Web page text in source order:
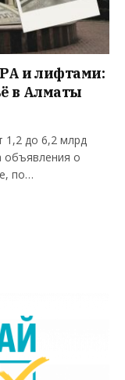
и лифтами:
в Алматы
1,2 до 6,2 млрд
объявления о
по…